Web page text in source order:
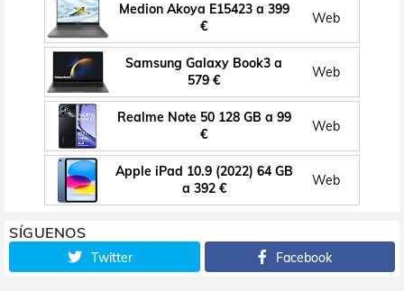
Medion Akoya E15423 a 399
€
Web
Samsung Galaxy Book3 a
579 €
Web
Realme Note 50 128 GB a 99
€
Web
Apple iPad 10.9 (2022) 64 GB
a 392 €
Web
SÍGUENOS
Twitter Facebook